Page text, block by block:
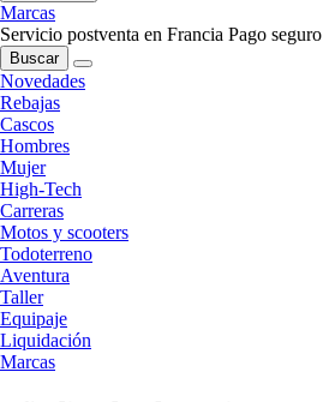
Marcas
Servicio postventa en Francia Pago seguro
Buscar
Novedades
Rebajas
Cascos
Hombres
Mujer
High-Tech
Carreras
Motos y scooters
Todoterreno
Aventura
Taller
Equipaje
Liquidación
Marcas